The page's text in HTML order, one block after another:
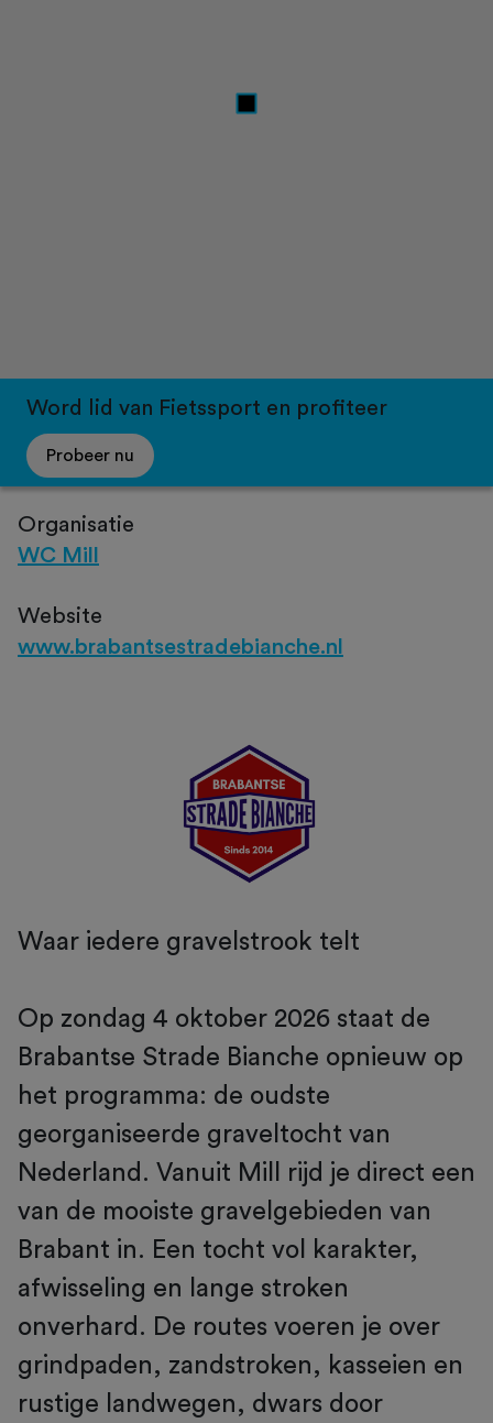
Word lid van Fietssport en profiteer
Probeer nu
Organisatie
WC Mill
Website
www.brabantsestradebianche.nl
Waar iedere gravelstrook telt
Op zondag 4 oktober 2026 staat de
Brabantse Strade Bianche opnieuw op
het programma: de oudste
georganiseerde graveltocht van
Nederland. Vanuit Mill rijd je direct een
van de mooiste gravelgebieden van
Brabant in. Een tocht vol karakter,
afwisseling en lange stroken
onverhard. De routes voeren je over
grindpaden, zandstroken, kasseien en
rustige landwegen, dwars door